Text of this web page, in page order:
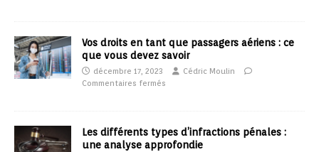
Vos droits en tant que passagers aériens : ce
que vous devez savoir
décembre 17, 2023
Cédric Moulin
Commentaires fermés
Les différents types d’infractions pénales :
une analyse approfondie